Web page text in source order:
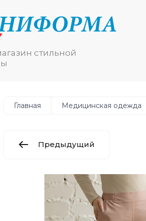
стильной
Главная Медицинская одежда
Предыдущий